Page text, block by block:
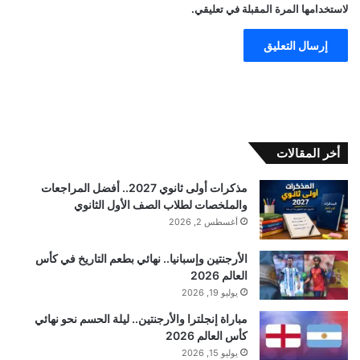
لاستخدامها المرة المقبلة في تعليقي.
أخر المقالات
مذكرات أولى ثانوي 2027.. أفضل المراجعات
والملخصات لطلاب الصف الأول الثانوي
أغسطس 2, 2026
الأرجنتين وإسبانيا.. نهائي بطعم التاريخ في كأس
العالم 2026
يوليو 19, 2026
مباراة إنجلترا والأرجنتين.. ليلة الحسم نحو نهائي
كأس العالم 2026
يوليو 15, 2026